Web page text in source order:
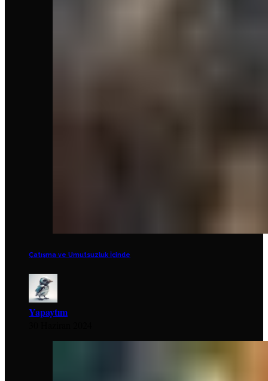
Çatışma ve Umutsuzluk İçinde
Yapaytım